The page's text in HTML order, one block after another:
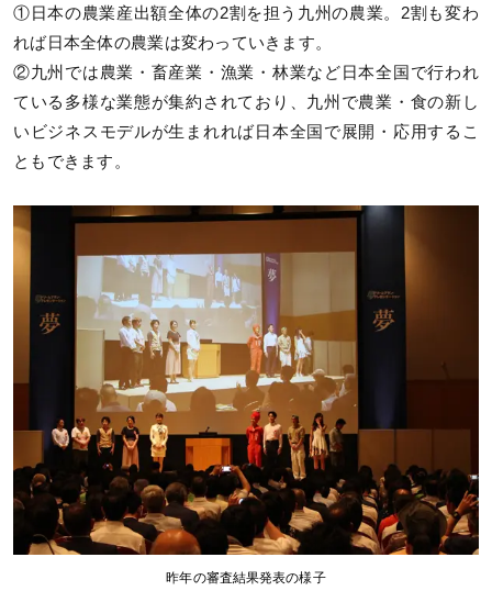
①日本の農業産出額全体の2割を担う九州の農業。2割も変わ
れば日本全体の農業は変わっていきます。
②九州では農業・畜産業・漁業・林業など日本全国で行われ
ている多様な業態が集約されており、九州で農業・食の新し
いビジネスモデルが生まれれば日本全国で展開・応用するこ
ともできます。
昨年の審査結果発表の様子